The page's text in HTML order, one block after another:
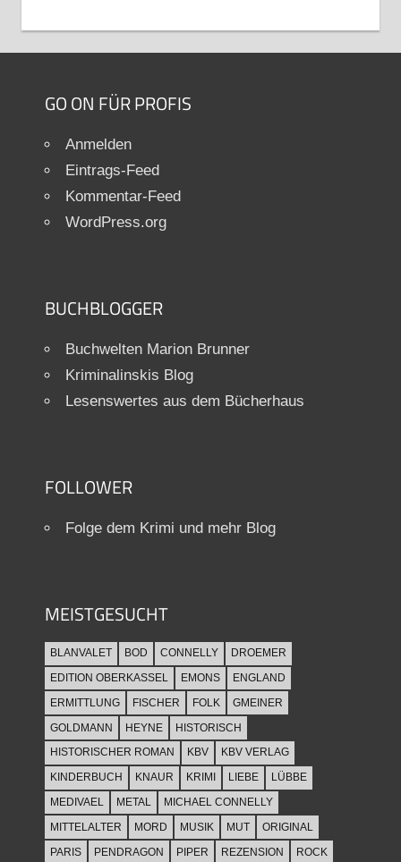
GO ON FÜR PROFIS
Anmelden
Eintrags-Feed
Kommentar-Feed
WordPress.org
BUCHBLOGGER
Buchwelten Marion Brunner
Kriminalinskis Blog
Lesenswertes aus dem Bücherhaus
FOLLOWER
Folge dem Krimi und mehr Blog
MEISTGESUCHT
BLANVALET BOD CONNELLY
DROEMER
EDITION OBERKASSEL
EMONS
ENGLAND
ERMITTLUNG
FISCHER FOLK
GMEINER
GOLDMANN
HEYNE
HISTORISCH
HISTORISCHER ROMAN
KBV
KBV VERLAG
KINDERBUCH
KNAUR KRIMI LIEBE
LÜBBE
MEDIVAEL
METAL
MICHAEL CONNELLY
MITTELALTER
MORD MUSIK MUT
ORIGINAL
PARIS
PENDRAGON PIPER REZENSION ROCK